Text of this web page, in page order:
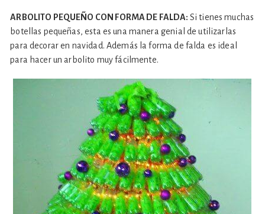
ARBOLITO PEQUEÑO CON FORMA DE FALDA: Si tienes muchas
botellas pequeñas, esta es una manera genial de utilizarlas
para decorar en navidad. Además la forma de falda es ideal
para hacer un arbolito muy fácilmente.